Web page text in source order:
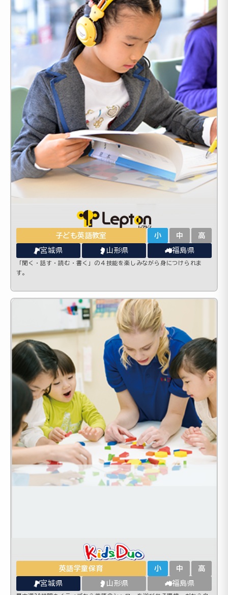
子ども英語教室 小 中 高
宮城県 山形県 福島県
「聞く・話す・読む・書く」の４技能を楽しみながら身につけられま
す。
英語学童保育 小 中 高
宮城県 山形県 福島県